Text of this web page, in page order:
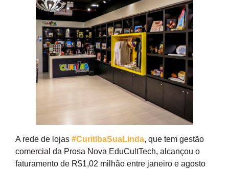
A rede de lojas #CuritibaSuaLinda, que tem gestão
comercial da Prosa Nova EduCultTech, alcançou o
faturamento de R$1,02 milhão entre janeiro e agosto